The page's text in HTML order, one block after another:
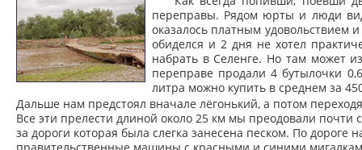
переправы. Рядом юрты и люди
оказалось платным удовольствием
обиделся и 2 дня не хотел
набрать в Селенге. Но там может
переправе продали 4 бутылочки
литра можно купить в среднем за
Дальше нам предстоял вначале лёгонький, а потом
Все эти прелести длиной около 25 км мы преодовали
за дороги которая была слегка занесена песком. По дороге